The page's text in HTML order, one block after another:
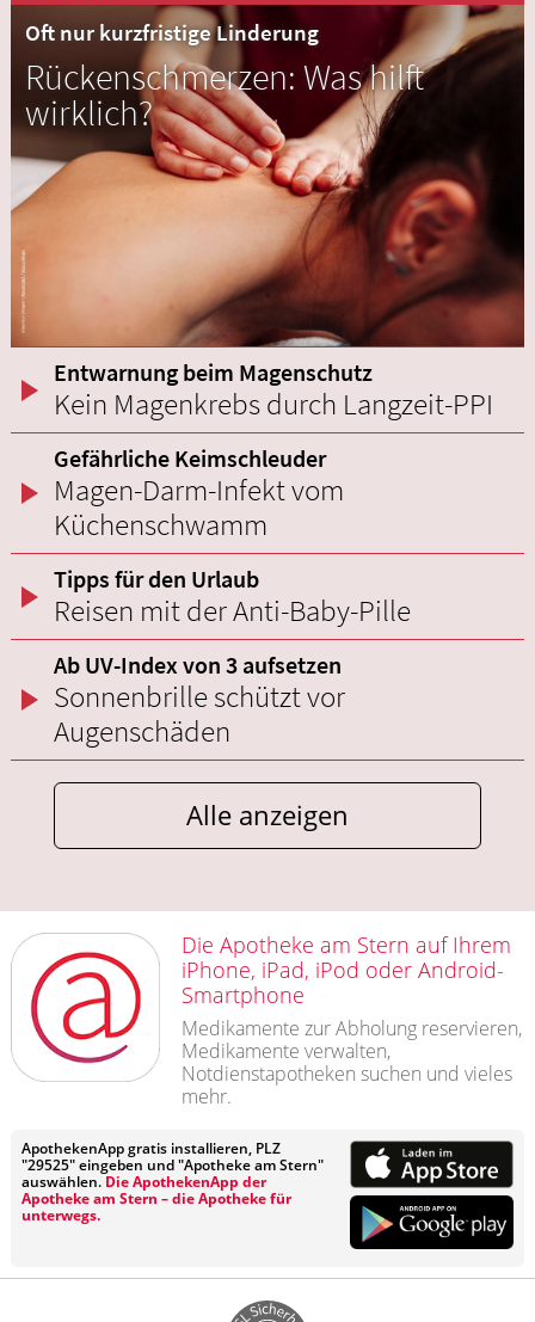
Oft nur kurzfristige Linderung
Rückenschmerzen: Was hilft
wirklich?
Entwarnung beim Magenschutz
Kein Magenkrebs durch Langzeit-PPI
Gefährliche Keimschleuder
Magen-Darm-Infekt vom
Küchenschwamm
Tipps für den Urlaub
Reisen mit der Anti-Baby-Pille
Ab UV-Index von 3 aufsetzen
Sonnenbrille schützt vor
Augenschäden
Alle anzeigen
Die Apotheke am Stern auf Ihrem
iPhone, iPad, iPod oder Android-
Smartphone
Medikamente zur Abholung reservieren,
Medikamente verwalten,
Notdienstapotheken suchen und vieles
mehr.
ApothekenApp gratis installieren, PLZ
"29525" eingeben und "Apotheke am Stern"
auswählen. Die ApothekenApp der
Apotheke am Stern – die Apotheke für
unterwegs.